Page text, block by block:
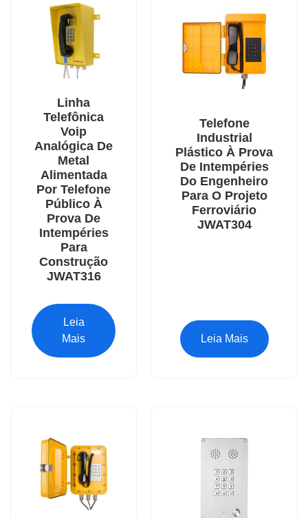
Linha
Telefônica
Voip
Analógica De
Metal
Alimentada
Por Telefone
Público À
Prova De
Intempéries
Para
Construção
JWAT316
Leia
Mais
Telefone
Industrial
Plástico À Prova
De Intempéries
Do Engenheiro
Para O Projeto
Ferroviário
JWAT304
Leia Mais